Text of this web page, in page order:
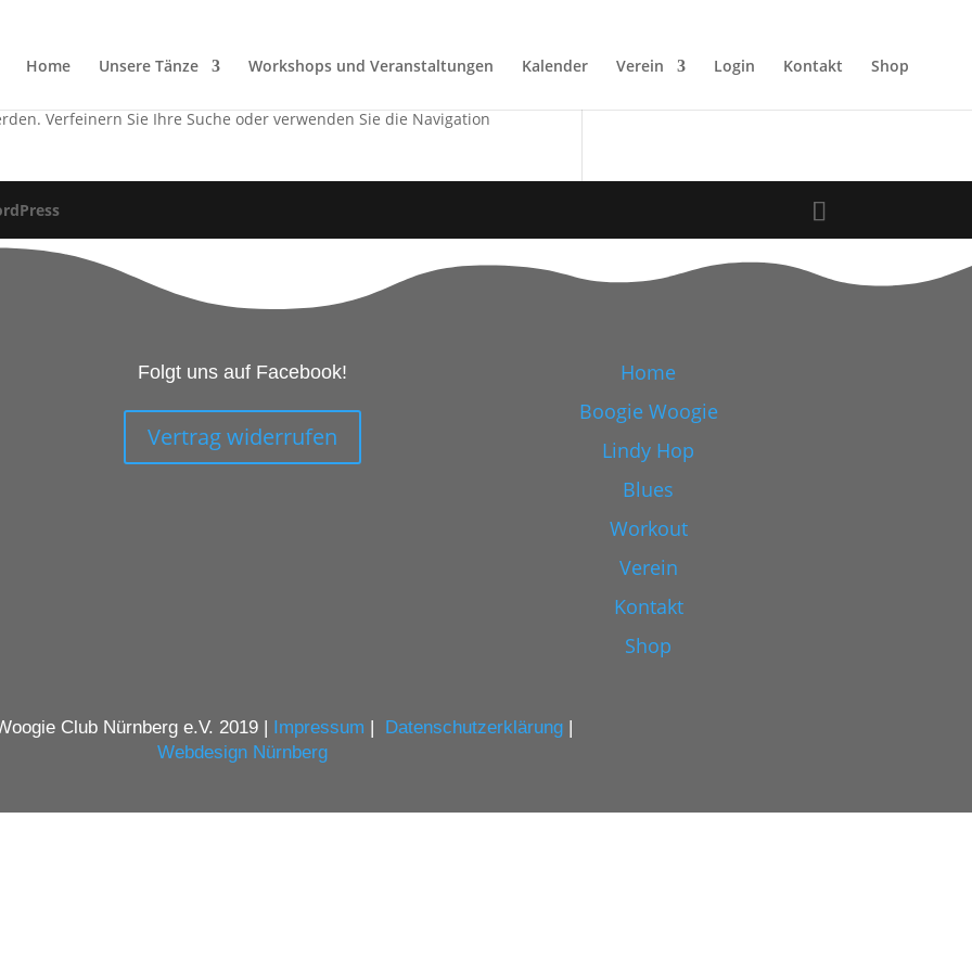
Home Unsere Tänze Workshops und Veranstaltungen Kalender Verein Login Kontakt Shop
Verfeinern Sie Ihre Suche oder verwenden Sie die Navigation
Folgt uns auf Facebook!
Vertrag widerrufen
Home
Boogie Woogie
Lindy Hop
Blues
Workout
Verein
Kontakt
Shop
Club Nürnberg e.V. 2019 | Impressum | Datenschutzerklärung|
Webdesign Nürnberg